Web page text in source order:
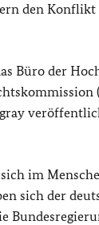
den
Büro der
im
sich der